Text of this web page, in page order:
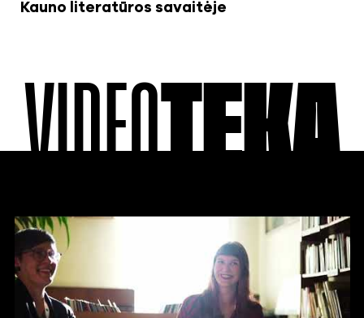
Kauno literatūros savaitėje
VIDEOTEKA